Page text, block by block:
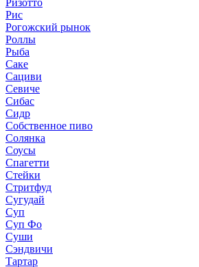
Рис
Рогожский рынок
Роллы
Рыба
Саке
Сациви
Севиче
Сибас
Сидр
Собственное пиво
Солянка
Соусы
Спагетти
Стейки
Стритфуд
Сугудай
Суп
Суп Фо
Суши
Сэндвичи
Тартар